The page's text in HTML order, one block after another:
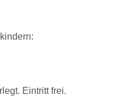
Eintritt frei.